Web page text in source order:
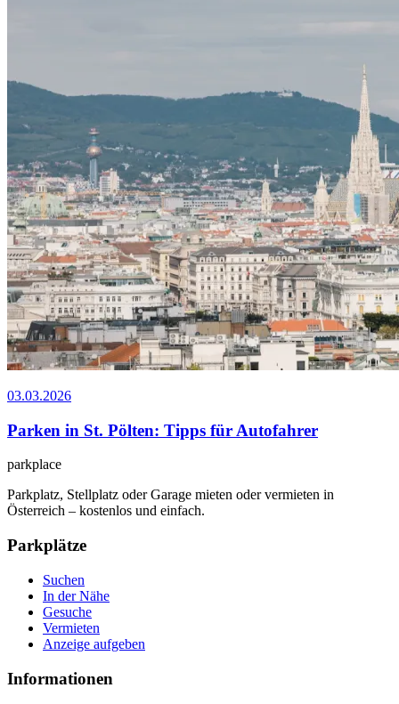
03.03.2026
Parken in St. Pölten: Tipps für Autofahrer
parkplace
Parkplatz, Stellplatz oder Garage mieten oder vermieten in
Österreich – kostenlos und einfach.
Parkplätze
Suchen
In der Nähe
Gesuche
Vermieten
Anzeige aufgeben
Informationen